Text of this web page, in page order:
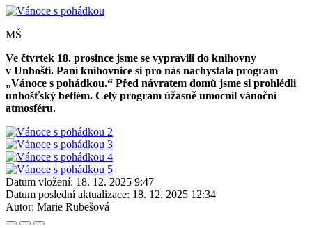
MŠ
Ve čtvrtek 18. prosince jsme se vypravili do knihovny
v Unhošti. Paní knihovnice si pro nás nachystala program
„Vánoce s pohádkou.“ Před návratem domů jsme si prohlédli
unhošťský betlém. Celý program úžasně umocnil vánoční
atmosféru.
Datum vložení: 18. 12. 2025 9:47
Datum poslední aktualizace: 18. 12. 2025 12:34
Autor: Marie Rubešová